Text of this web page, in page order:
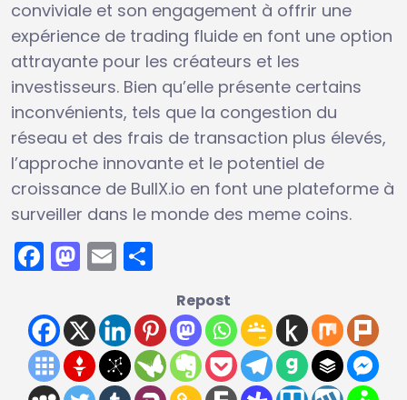
conviviale et son engagement à offrir une
expérience de trading fluide en font une option
attrayante pour les créateurs et les
investisseurs. Bien qu’elle présente certains
inconvénients, tels que la congestion du
réseau et des frais de transaction plus élevés,
l’approche innovante et le potentiel de
croissance de BullX.io en font une plateforme à
surveiller dans le monde des meme coins.
Facebook
Mastodon
Email
Repost